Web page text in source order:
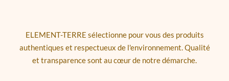
ELEMENT-TERRE sélectionne pour vous des produits
authentiques et respectueux de l'environnement. Qualité
et transparence sont au cœur de notre démarche.